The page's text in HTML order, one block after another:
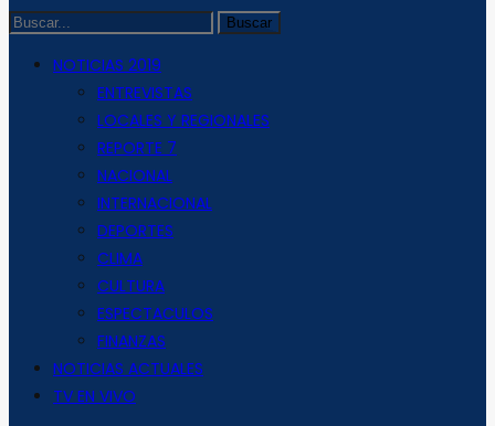
NOTICIAS 2019
ENTREVISTAS
LOCALES Y REGIONALES
REPORTE 7
NACIONAL
INTERNACIONAL
DEPORTES
CLIMA
CULTURA
ESPECTACULOS
FINANZAS
NOTICIAS ACTUALES
TV EN VIVO